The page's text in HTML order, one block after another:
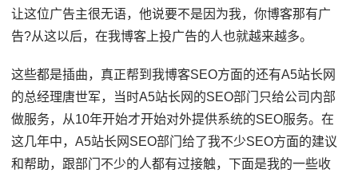
让这位广告主很无语，他说要不是因为我，你博客那有广
告?从这以后，在我博客上投广告的人也就越来越多。
这些都是插曲，真正帮到我博客SEO方面的还有A5站长网
的总经理唐世军，当时A5站长网的SEO部门只给公司内部
做服务，从10年开始才开始对外提供系统的SEO服务。在
这几年中，A5站长网SEO部门给了我不少SEO方面的建议
和帮助，跟部门不少的人都有过接触，下面是我的一些收